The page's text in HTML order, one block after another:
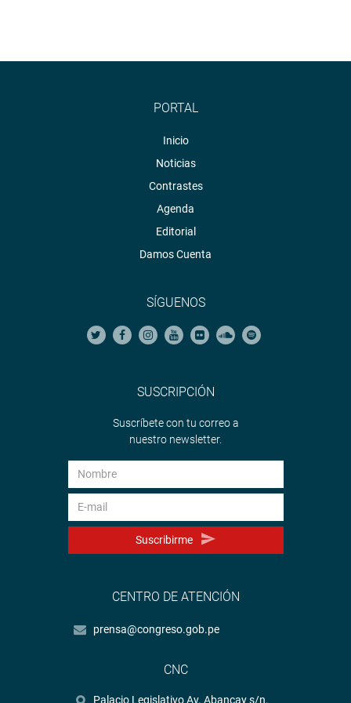
PORTAL
Inicio
Noticias
Contrastes
Agenda
Editorial
Damos Cuenta
SÍGUENOS
SUSCRIPCIÓN
Suscríbete con tu correo a
nuestro newsletter.
Suscribirme
CENTRO DE ATENCIÓN
prensa@congreso.gob.pe
CNC
Palacio Legislativo Av. Abancay s/n.